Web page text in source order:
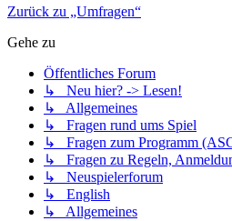
Zurück zu „Umfragen“
Gehe zu
Öffentliches Forum
↳ Neu hier? -> Lesen!
↳ Allgemeines
↳ Fragen rund ums Spiel
↳ Fragen zum Programm
↳ Fragen zu Regeln,
↳ Neuspielerforum
↳ English
↳ Allgemeines